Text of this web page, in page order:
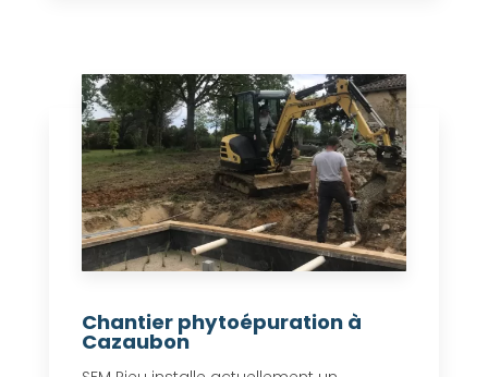
Chantier phytoépuration à
Cazaubon